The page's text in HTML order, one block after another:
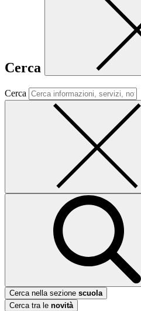
Cerca
Cerca
Cerca nella sezione scuola
Cerca tra le novità